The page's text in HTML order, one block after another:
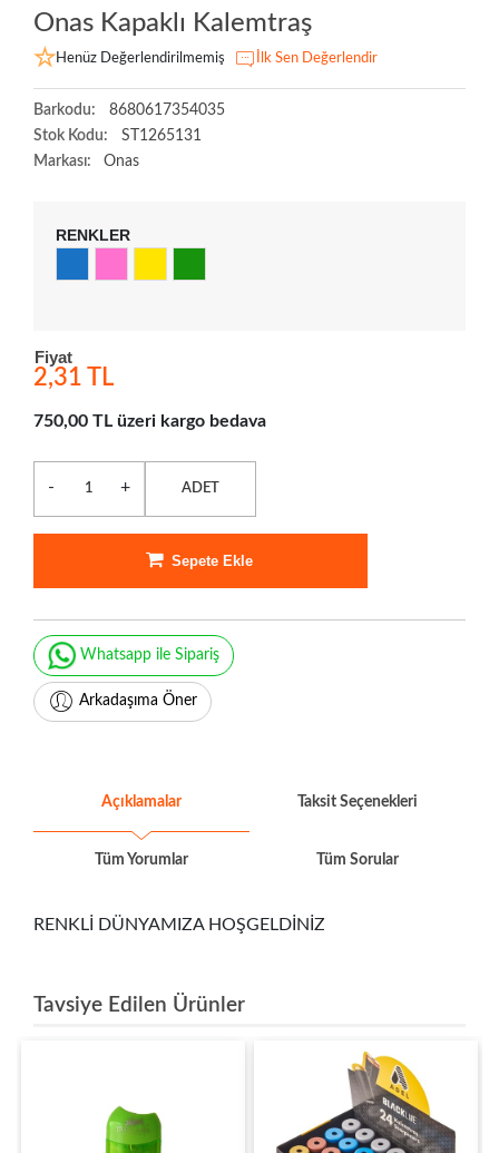
Onas Kapaklı Kalemtraş
Henüz Değerlendirilmemiş İlk Sen Değerlendir
Barkodu:
8680617354035
Stok Kodu:
ST1265131
Markası:
Onas
RENKLER
Fiyat
2,31 TL
750,00 TL üzeri kargo bedava
- + ADET
Sepete Ekle
Whatsapp ile Sipariş
Arkadaşıma Öner
Açıklamalar Taksit Seçenekleri
Tüm Yorumlar Tüm Sorular
RENKLİ DÜNYAMIZA HOŞGELDİNİZ
Tavsiye Edilen Ürünler